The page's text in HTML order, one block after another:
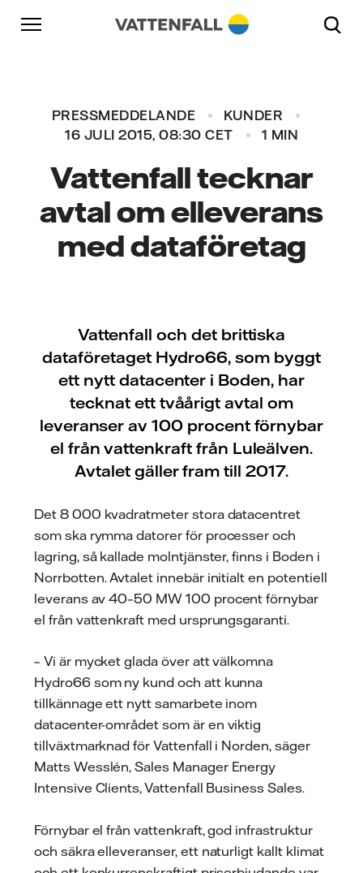
Skip to content
Gå till huvudnavigeringen
Gå till sidfoten
PRESSMEDDELANDE
KUNDER
16 JULI 2015, 08:30 CET
1 MIN
Vattenfall tecknar
avtal om elleverans
med dataföretag
Vattenfall och det brittiska
dataföretaget Hydro66, som byggt
ett nytt datacenter i Boden, har
tecknat ett tvåårigt avtal om
leveranser av 100 procent förnybar
el från vattenkraft från Luleälven.
Avtalet gäller fram till 2017.
Det 8 000 kvadratmeter stora datacentret
som ska rymma datorer för processer och
lagring, så kallade molntjänster, finns i Boden i
Norrbotten. Avtalet innebär initialt en potentiell
leverans av 40–50 MW 100 procent förnybar
el från vattenkraft med ursprungsgaranti.
– Vi är mycket glada över att välkomna
Hydro66 som ny kund och att kunna
tillkännage ett nytt samarbete inom
datacenter-området som är en viktig
tillväxtmarknad för Vattenfall i Norden, säger
Matts Wesslén, Sales Manager Energy
Intensive Clients, Vattenfall Business Sales.
Förnybar el från vattenkraft, god infrastruktur
och säkra elleveranser, ett naturligt kallt klimat
Gå till huvudnavigeringen